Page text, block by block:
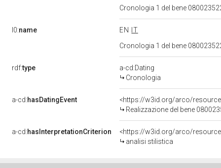
Cronologia 1 del bene
l0:name EN
IT
Cronologia 1 del bene
rdf:type
a-cd:Dating
Cronologia
a-cd:hasDatingEvent
<https://w3id.org/arco/
Realizzazione del bene
a-cd:hasInterpretationCriterion
<https://w3id.org/arco/
analisi stilistica